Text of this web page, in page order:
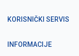
KORISNIČKI SERVIS
INFORMACIJE